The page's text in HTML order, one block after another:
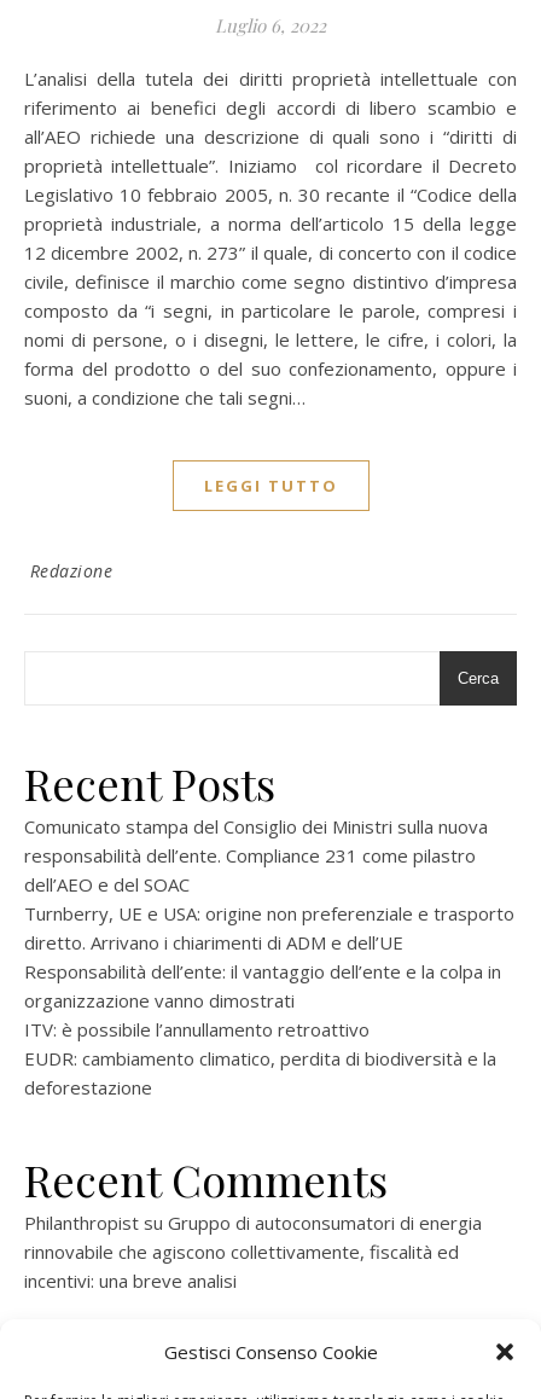
Gestisci Consenso Cookie
Luglio 6, 2022
L’analisi della tutela dei diritti proprietà intellettuale con
riferimento ai benefici degli accordi di libero scambio e
all’AEO richiede una descrizione di quali sono i “diritti di
proprietà intellettuale”. Iniziamo col ricordare il Decreto
Legislativo 10 febbraio 2005, n. 30 recante il “Codice della
proprietà industriale, a norma dell’articolo 15 della legge
12 dicembre 2002, n. 273” il quale, di concerto con il codice
civile, definisce il marchio come segno distintivo d’impresa
composto da “i segni, in particolare le parole, compresi i
nomi di persone, o i disegni, le lettere, le cifre, i colori, la
forma del prodotto o del suo confezionamento, oppure i
suoni, a condizione che tali segni…
LEGGI TUTTO
Redazione
Cerca
Recent Posts
Comunicato stampa del Consiglio dei Ministri sulla nuova
responsabilità dell’ente. Compliance 231 come pilastro
dell’AEO e del SOAC
Turnberry, UE e USA: origine non preferenziale e trasporto
diretto. Arrivano i chiarimenti di ADM e dell’UE
Responsabilità dell’ente: il vantaggio dell’ente e la colpa in
organizzazione vanno dimostrati
ITV: è possibile l’annullamento retroattivo
EUDR: cambiamento climatico, perdita di biodiversità e la
deforestazione
Recent Comments
Philanthropist su Gruppo di autoconsumatori di energia
rinnovabile che agiscono collettivamente, fiscalità ed
incentivi: una breve analisi
rinnovabile che agiscono collettivamente, fiscalità ed